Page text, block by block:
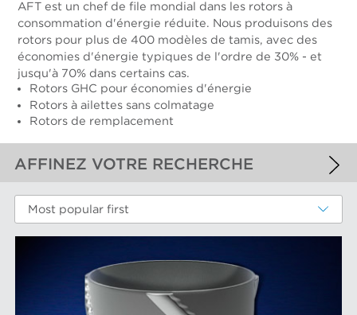
AFT est un chef de file mondial dans les rotors à
consommation d'énergie réduite. Nous produisons des
rotors pour plus de 400 modèles de tamis, avec des
économies d'énergie typiques de l'ordre de 30% - et
jusqu'à 70% dans certains cas.
Rotors GHC pour économies d'énergie
Rotors à ailettes sans colmatage
Rotors de remplacement
AFFINEZ VOTRE RECHERCHE
FILTRES APPLIQUÉS
Rotors de tamis
FILTRES ADDITIONELS
COMPOSANTES TECHNIQUES
Most popular first